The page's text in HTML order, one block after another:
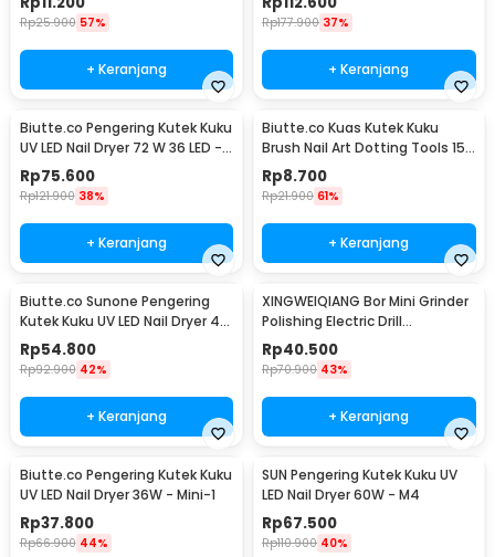
Rp25.900 57%
+ Keranjang
Rp177.900 37%
+ Keranjang
Biutte.co Pengering Kutek Kuku
UV LED Nail Dryer 72 W 36 LED -
SUN X5 Plus
Rp75.600
Rp121.900 38%
+ Keranjang
Biutte.co Kuas Kutek Kuku
Brush Nail Art Dotting Tools 15
PCS - N1800
Rp8.700
Rp21.900 61%
+ Keranjang
Biutte.co Sunone Pengering
Kutek Kuku UV LED Nail Dryer 48
W - CN48W
Rp54.800
Rp92.900 42%
+ Keranjang
XINGWEIQIANG Bor Mini Grinder
Polishing Electric Drill
Adjustable 130W - KJ005
Rp40.500
Rp70.900 43%
+ Keranjang
Biutte.co Pengering Kutek Kuku
UV LED Nail Dryer 36W - Mini-1
Rp37.800
Rp66.900 44%
SUN Pengering Kutek Kuku UV
LED Nail Dryer 60W - M4
Rp67.500
Rp110.900 40%